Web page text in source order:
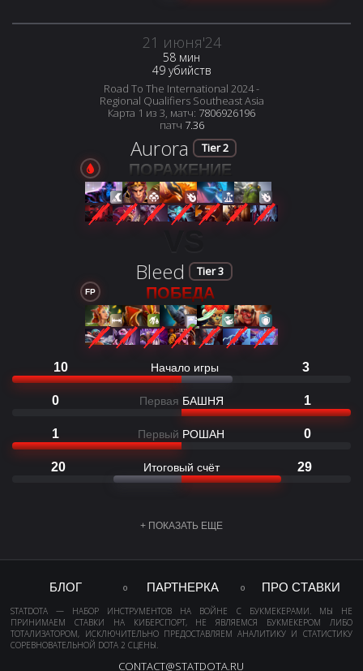
Aurora Tier 2
ПОРАЖЕНИЕ
21 июня'24
58 мин
49 убийств
Road To The International 2024 -
Regional Qualifiers Southeast Asia
Карта 1 из 3, матч: 7806926196
патч 7.36
Bleed Tier 3
ПОБЕДА
FP
10 Начало игры 3
0 Первая БАШНЯ 1
1 Первый РОШАН 0
20 Итоговый счёт 29
+ ПОКАЗАТЬ ЕЩЕ
БЛОГ ПАРТНЕРКА ПРО СТАВКИ
STATDOTA — НАБОР ИНСТРУМЕНТОВ НА ВОЙНЕ С БУКМЕКЕРАМИ. МЫ НЕ
ПРИНИМАЕМ СТАВКИ НА КИБЕРСПОРТ, НЕ ЯВЛЯЕМСЯ БУКМЕКЕРОМ ЛИБО
ТОТАЛИЗАТОРОМ, ИСКЛЮЧИТЕЛЬНО ПРЕДОСТАВЛЯЕМ АНАЛИТИКУ И СТАТИСТИКУ
СОРЕВНОВАТЕЛЬНОЙ DOTA 2 СЦЕНЫ.
CONTACT@STATDOTA.RU